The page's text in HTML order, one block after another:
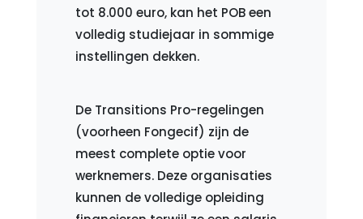
tot 8.000 euro, kan het POB een
volledig studiejaar in sommige
instellingen dekken.
De Transitions Pro-regelingen
(voorheen Fongecif) zijn de
meest complete optie voor
werknemers. Deze organisaties
kunnen de volledige opleiding